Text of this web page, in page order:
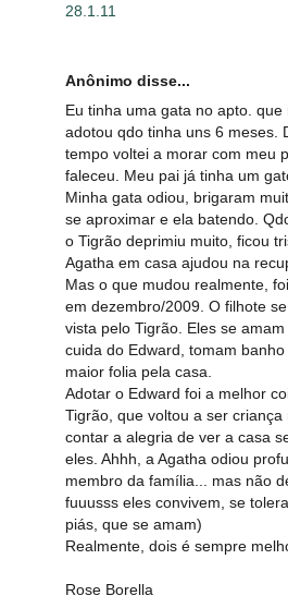
28.1.11
Anônimo disse...
Eu tinha uma gata no apto.
adotou qdo tinha uns 6 meses.
tempo voltei a morar com meu
faleceu. Meu pai já tinha um
Minha gata odiou, brigaram
se aproximar e ela batendo.
o Tigrão deprimiu muito, ficou
Agatha em casa ajudou na
Mas o que mudou realmente,
em dezembro/2009. O filhote
vista pelo Tigrão. Eles se
cuida do Edward, tomam
maior folia pela casa.
Adotar o Edward foi a melhor
Tigrão, que voltou a ser criança
contar a alegria de ver a casa
eles. Ahhh, a Agatha odiou
membro da família... mas não
fuuusss eles convivem, se
piás, que se amam)
Realmente, dois é sempre
Rose Borella